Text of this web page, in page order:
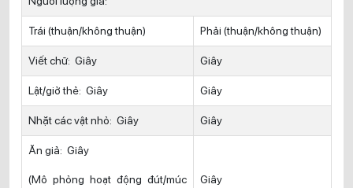
Trái (thuận/không thuận) Phải (thuận/không thuận)
Viết chữ: Giây Giây
Lật/giở thẻ: Giây Giây
Nhặt các vật nhỏ: Giây Giây
Ăn giả: Giây
(Mô phỏng hoạt động đút/múc
Giây